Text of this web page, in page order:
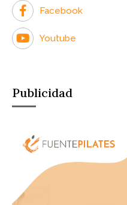
Facebook
Youtube
Publicidad